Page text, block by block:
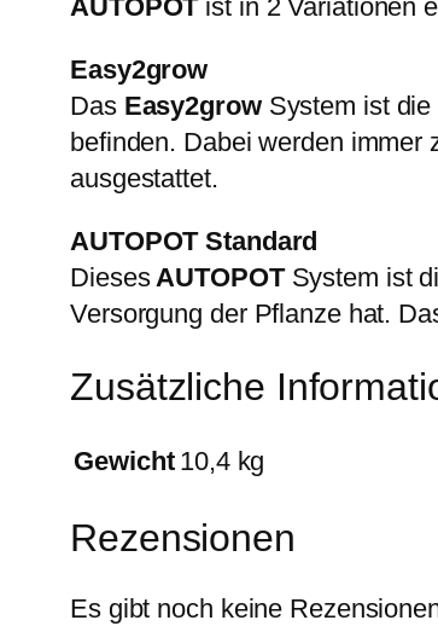
AUTOPOTist in 2 Variationen
Easy2grow
Das Easy2growSystem ist die
befinden. Dabei werden immer
ausgestattet.
AUTOPOT Standard
DiesesAUTOPOT System ist
Versorgung der Pflanze hat.
Zusätzliche
Gewicht 10,4 kg
Rezensionen
Es gibt noch keine